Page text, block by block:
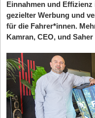
Einnahmen und
gezielter Werbung und
für die Fahrer*innen.
Kamran, CEO, und